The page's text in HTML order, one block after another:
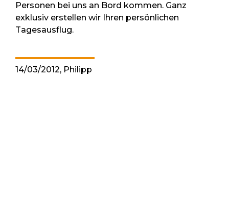
Personen bei uns an Bord kommen. Ganz
exklusiv erstellen wir Ihren persönlichen
Tagesausflug.
14/03/2012, Philipp